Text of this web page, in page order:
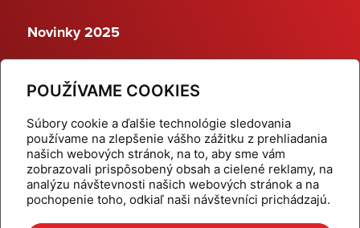
POUŽÍVAME COOKIES
Súbory cookie a ďalšie technológie sledovania
používame na zlepšenie vášho zážitku z prehliadania
našich webových stránok, na to, aby sme vám
zobrazovali prispôsobený obsah a cielené reklamy, na
analýzu návštevnosti našich webových stránok a na
pochopenie toho, odkiaľ naši návštevníci prichádzajú.
Novinky 2025
Dynamické termostatické ventily
Domov
Produkty
Aktuality
Odber šikovné tipy